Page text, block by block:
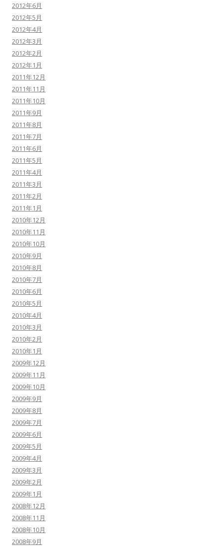
2012年6月
2012年5月
2012年4月
2012年3月
2012年2月
2012年1月
2011年12月
2011年11月
2011年10月
2011年9月
2011年8月
2011年7月
2011年6月
2011年5月
2011年4月
2011年3月
2011年2月
2011年1月
2010年12月
2010年11月
2010年10月
2010年9月
2010年8月
2010年7月
2010年6月
2010年5月
2010年4月
2010年3月
2010年2月
2010年1月
2009年12月
2009年11月
2009年10月
2009年9月
2009年8月
2009年7月
2009年6月
2009年5月
2009年4月
2009年3月
2009年2月
2009年1月
2008年12月
2008年11月
2008年10月
2008年9月